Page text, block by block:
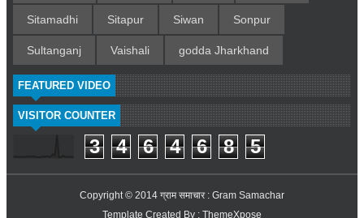
Sitamadhi Sitapur Siwan Sonpur
Sultanganj Vaishali godda Jharkhand
FEATURED VIDEO
VISITOR COUNTER
3 4 6 4 6 8 5
Copyright © 2014 ग्राम समाचार : Gram Samachar
Template Created By : ThemeXpose